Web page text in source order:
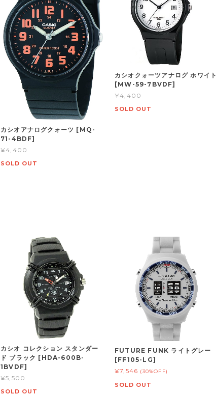
カシオアナログクォーツ [MQ-
71-4BDF]
¥4,400
SOLD OUT
カシオクォーツアナログ ホワイト
[MW-59-7BVDF]
¥4,400
SOLD OUT
カシオ コレクション スタンダー
ド ブラック [HDA-600B-
1BVDF]
¥5,500
SOLD OUT
FUTURE FUNK ライトグレー
[FF105-LG]
¥7,546 (30%OFF)
SOLD OUT